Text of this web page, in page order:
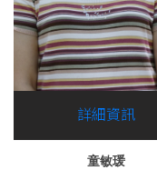
詳細資訊
童敏瑗